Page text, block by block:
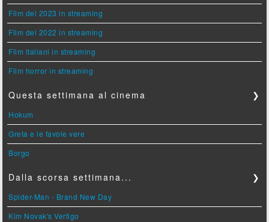
Film del 2023 in streaming
Film del 2022 in streaming
Film italiani in streaming
Film horror in streaming
Questa settimana al cinema ❯
Hokum
Greta e le favole vere
Borgo
Dalla scorsa settimana... ❯
Spider-Man - Brand New Day
Kim Novak's Vertigo